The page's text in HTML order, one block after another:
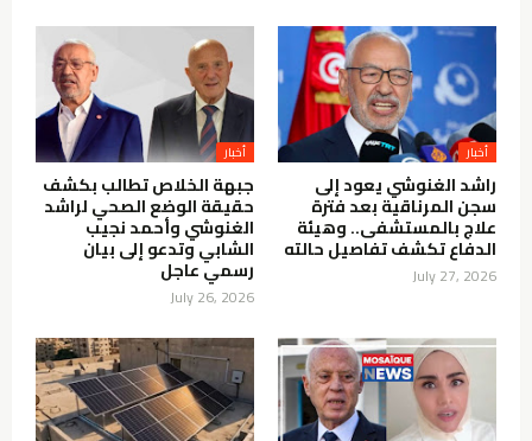
أخبار
راشد الغنوشي يعود إلى
سجن المرناقية بعد فترة
علاج بالمستشفى.. وهيئة
الدفاع تكشف تفاصيل حالته
July 27, 2026
أخبار
جبهة الخلاص تطالب بكشف
حقيقة الوضع الصحي لراشد
الغنوشي وأحمد نجيب
الشابي وتدعو إلى بيان
رسمي عاجل
July 26, 2026